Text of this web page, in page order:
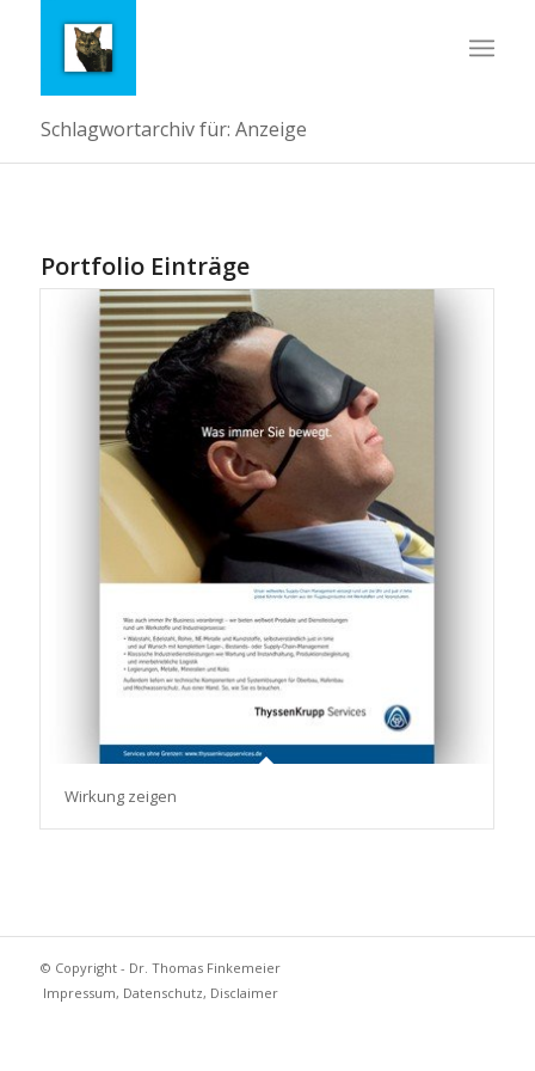
Schlagwortarchiv für: Anzeige
Portfolio Einträge
Wirkung zeigen
© Copyright - Dr. Thomas Finkemeier
Impressum, Datenschutz, Disclaimer